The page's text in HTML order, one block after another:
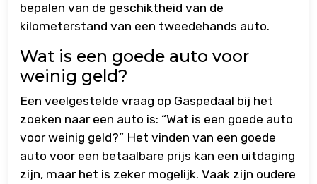
bepalen van de geschiktheid van de
kilometerstand van een tweedehands auto.
Wat is een goede auto voor
weinig geld?
Een veelgestelde vraag op Gaspedaal bij het
zoeken naar een auto is: “Wat is een goede auto
voor weinig geld?” Het vinden van een goede
auto voor een betaalbare prijs kan een uitdaging
zijn, maar het is zeker mogelijk. Vaak zijn oudere